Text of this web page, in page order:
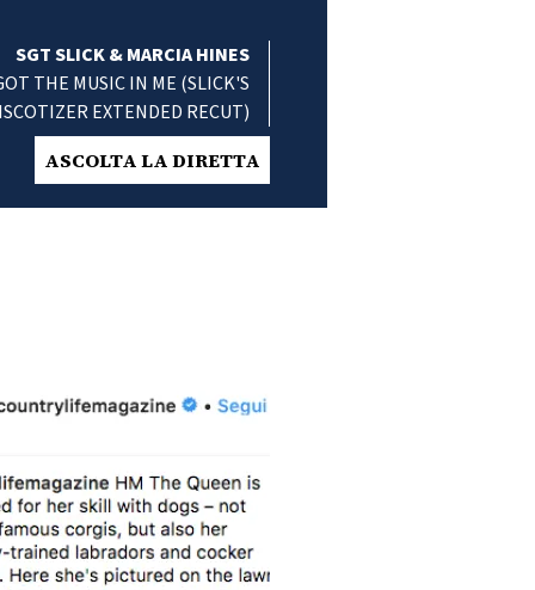
SGT SLICK & MARCIA HINES
THE MUSIC IN ME (SLICK'S
EXTENDED RECUT)
ASCOLTA LA DIRETTA